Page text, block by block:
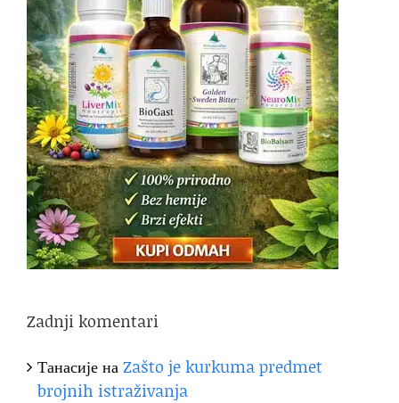
Zadnji komentari
ТанасијенаZašto je kurkuma predmet
brojnih istraživanja